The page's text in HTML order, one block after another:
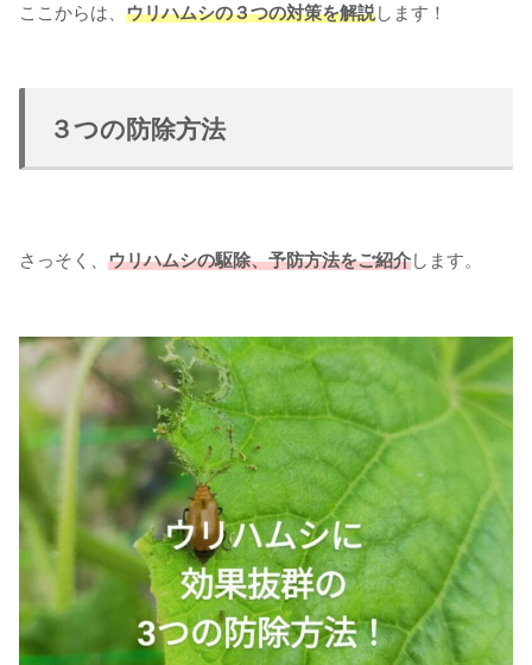
ここからは、 ウリハムシの３つの対策を解説します！
３つの防除方法
さっそく、 ウリハムシの駆除、予防方法をご紹介します。